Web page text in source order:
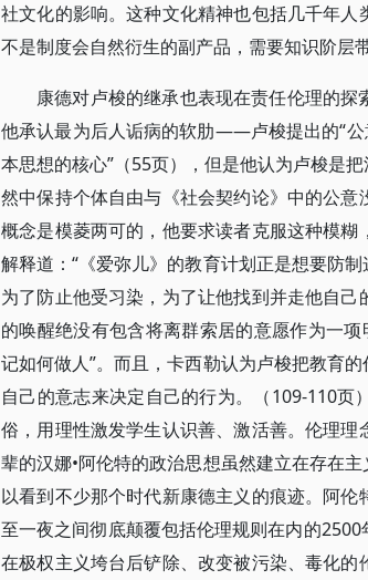
社文化的影响。这种文化精神也包括几千年
不是制度会自然衍生的副产品，需要知识阶层
康德对卢梭的继承也表现在责任伦理的探
他承认最为后人诟病的软肋——卢梭提出的“公
本思想的核心”（55页），但是他认为卢梭是
然中保持个体自由与《社会契约论》中的公
概念是模菱两可的，他要求读者克服这种模
解释道：“《爱弥儿》的教育计划正是想要防
为了防止他受习染，为了让他找到并走他自
的唤醒绝没有包含将离群索居的意愿作为一
记如何做人”。而且，卡西勒认为卢梭把教育
自己的意志来决定自己的行为。（109-110
俗，用理性激发学生认识善、激活善。伦理
辈的汉娜•阿伦特的政治思想虽然建立在存在
以看到不少那个时代新康德主义的痕迹。阿
至一夜之间彻底颠覆包括伦理规则在内的
在极权主义垮台后铲除、改变被污染、毒化